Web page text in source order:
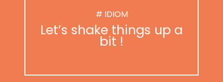
# IDIOM
Let’s shake things up a
bit !